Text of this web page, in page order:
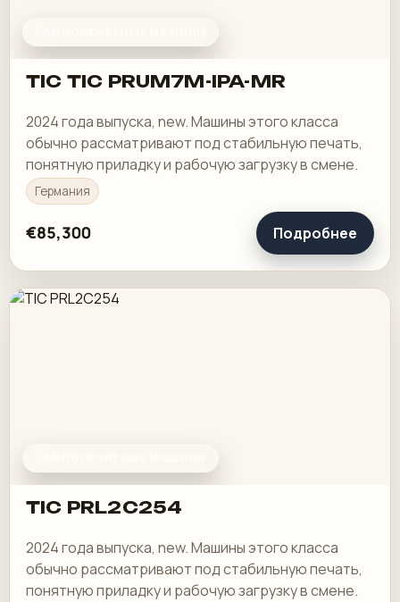
TIC TIC PRUM7M-IPA-MR
2024 года выпуска, new. Машины этого класса
обычно рассматривают под стабильную печать,
понятную приладку и рабочую загрузку в смене.
Германия
€85,300 Подробнее
TIC PRL2C254
2024 года выпуска, new. Машины этого класса
обычно рассматривают под стабильную печать,
понятную приладку и рабочую загрузку в смене.